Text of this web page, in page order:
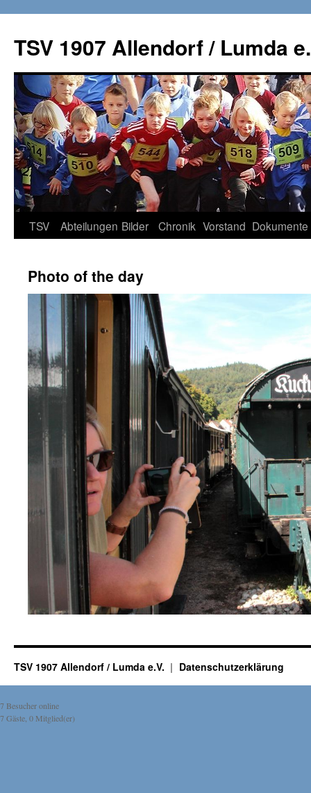
TSV 1907 Allendorf / Lumda
Zum
springen
TSV Abteilungen Bilder Chronik Vorstand Dokumente
Photo of the day
TSV 1907 Allendorf / Lumda e.V. Datenschutzerklärung
7 Besucher online
7 Gäste, 0 Mitglied(er)